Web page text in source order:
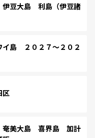
豆大島 利島（伊豆諸
島 ２０２７～２０２
区
美大島 喜界島 加計